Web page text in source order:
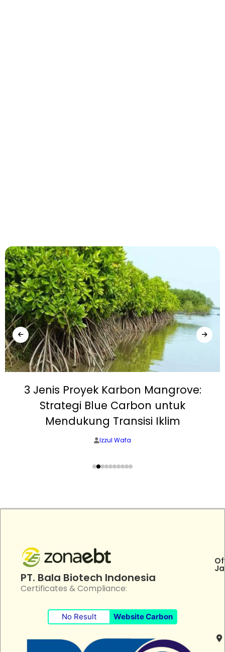
3 Jenis Proyek Karbon Mangrove:
Strategi Blue Carbon untuk
Mendukung Transisi Iklim
Izzul Wafa
PT. Bala Biotech Indonesia
Certificates & Compliance:
No Result Website Carbon